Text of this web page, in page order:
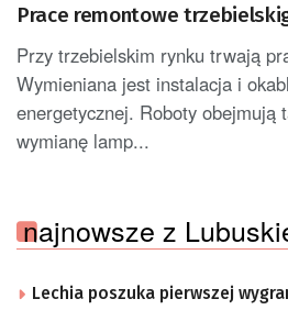
Prace remontowe
Przy trzebielskim rynku trwają
Wymieniana jest instalacja i
energetycznej. Roboty obejmują
wymianę lamp...
najnowsze z
Lechia poszuka pierwszej